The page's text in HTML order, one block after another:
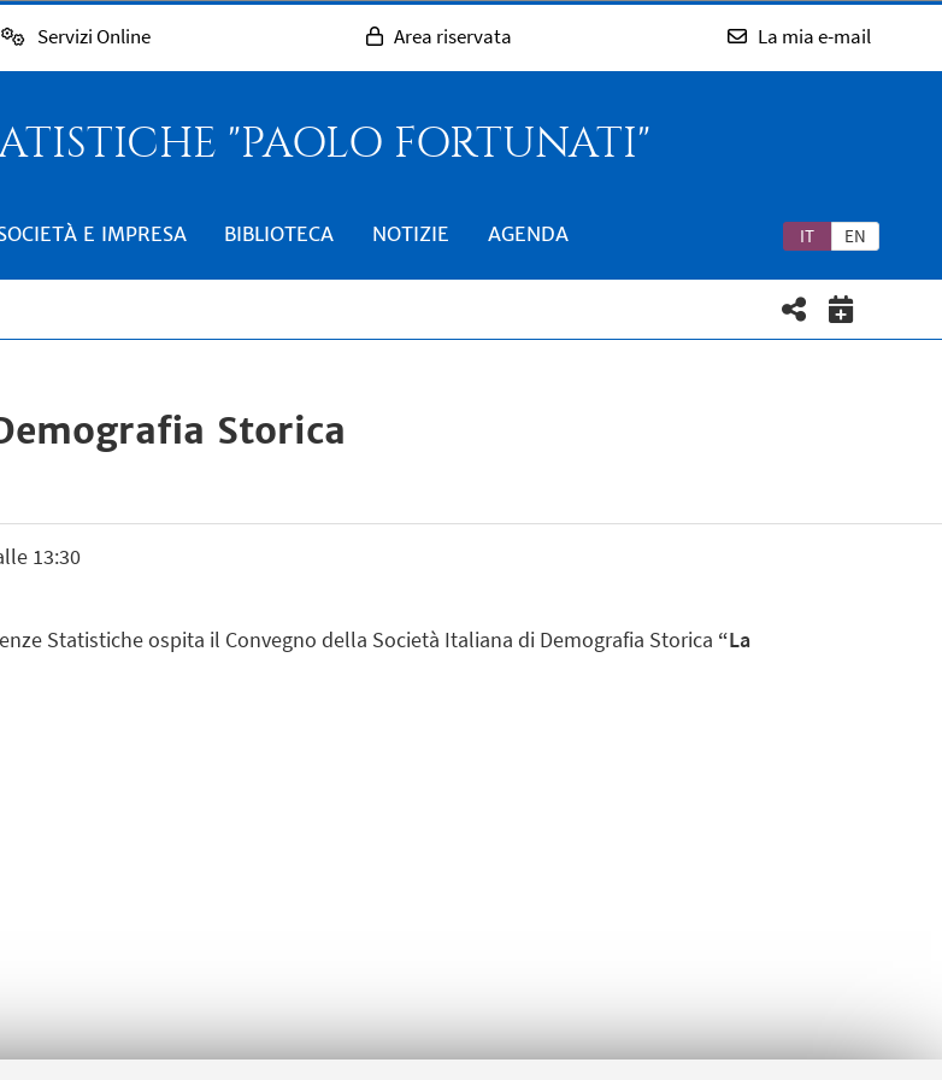
Servizi Online Area riservata La mia e-mail
"PAOLO FORTUNATI"
IT EN
E IMPRESA BIBLIOTECA NOTIZIE AGENDA
Storica
13:30
Statistiche ospita il Convegno della Società Italiana di Demografia Storica “La